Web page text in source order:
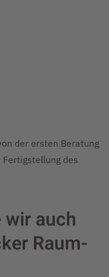
der ersten Beratung
des
auch
Raum-